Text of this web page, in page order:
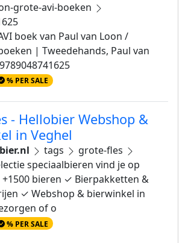
grote-avi-boeken
boek van Paul van Loon /
| Tweedehands, Paul van
% PER SALE
- Hellobier Webshop &
in Veghel
tags
grote-fles
speciaalbieren vind je op
bieren ✓ Bierpakketten &
✓ Webshop & bierwinkel in
of o
% PER SALE